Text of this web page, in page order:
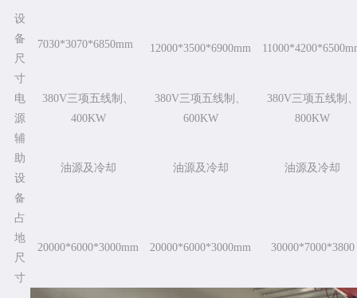
设
备
尺
寸
7030*3070*6850mm 12000*3500*6900mm
电
源
380V三项五线制、
400KW
380V三项五线制、
600KW
380V三项五线制
800KW
辅
助
设
备
油源及冷却 油源及冷却 油源及冷却
占
地
尺
寸
20000*6000*3000mm 20000*6000*3000mm 30000*7000*3800